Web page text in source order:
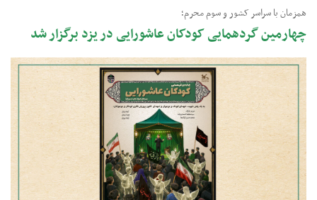
همزمان با سراسر کشور و سوم محرم؛
چهارمین گردهمایی کودکان عاشورایی در یزد برگزار شد